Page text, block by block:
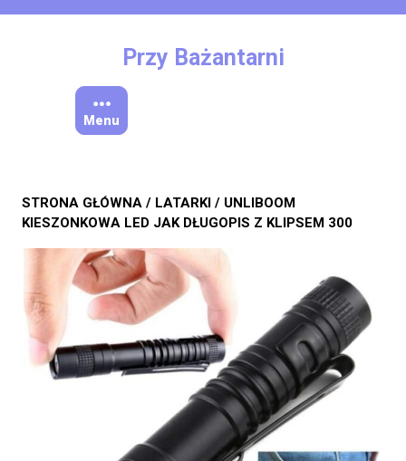
Przy Bażantarni
Menu
STRONA GŁÓWNA / LATARKI / UNLIBOOM
KIESZONKOWA LED JAK DŁUGOPIS Z KLIPSEM 300